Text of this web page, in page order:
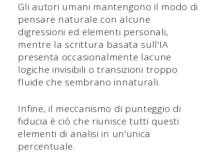
Gli autori umani mantengono il modo di
pensare naturale con alcune
digressioni ed elementi personali,
mentre la scrittura basata sull'IA
presenta occasionalmente lacune
logiche invisibili o transizioni troppo
fluide che sembrano innaturali.
Infine, il meccanismo di punteggio di
fiducia è ciò che riunisce tutti questi
elementi di analisi in un'unica
percentuale.